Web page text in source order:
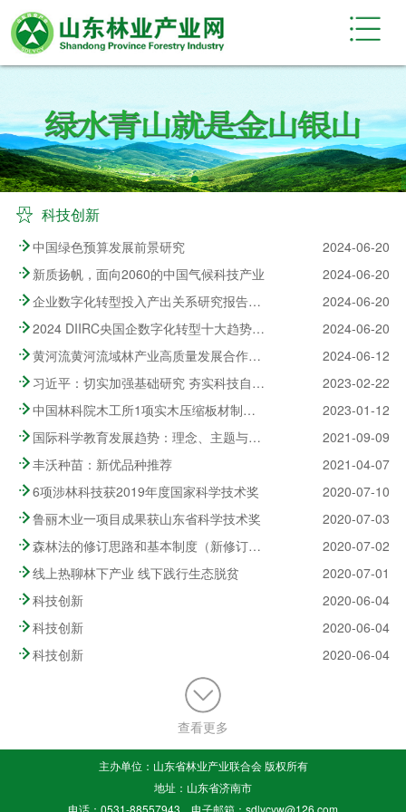
科技创新
中国绿色预算发展前景研究
2024-06-20
新质扬帆，面向2060的中国气候科技产业
2024-06-20
企业数字化转型投入产出关系研究报告—数字化转型助力高质量发展
2024-06-20
2024 DIIRC央国企数字化转型十大趋势报告
2024-06-20
黄河流黄河流域林产业高质量发展合作座谈会在聊城茌平召开
2024-06-12
习近平：切实加强基础研究 夯实科技自立自强根基
2023-02-22
中国林科院木工所1项实木压缩板材制造方法获国际发明专利授权
2023-01-12
国际科学教育发展趋势：理念、主题与实践的革新
2021-09-09
丰沃种苗：新优品种推荐
2021-04-07
6项涉林科技获2019年度国家科学技术奖
2020-07-10
鲁丽木业一项目成果获山东省科学技术奖
2020-07-03
森林法的修订思路和基本制度（新修订森林法系列解读①）
2020-07-02
线上热聊林下产业 线下践行生态脱贫
2020-07-01
科技创新
2020-06-04
科技创新
2020-06-04
科技创新
2020-06-04
查看更多
主办单位：山东省林业产业联合会 版权所有
地址：山东省济南市